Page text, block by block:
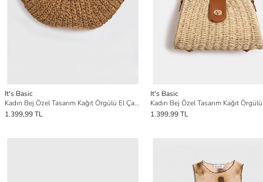
It's Basic
Kadın Bej Özel Tasarım Kağıt Örgülü El Çantası
1.399,99 TL
It's Basic
1.399,99 TL